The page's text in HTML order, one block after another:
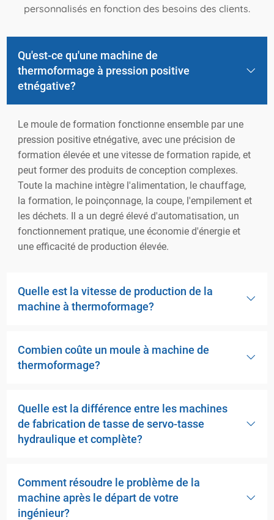
personnalisés en fonction des besoins des clients.
Qu'est-ce qu'une machine de
thermoformage à pression positive
etnégative?
Le moule de formation fonctionne ensemble par une
pression positive etnégative, avec une précision de
formation élevée et une vitesse de formation rapide, et
peut former des produits de conception complexes.
Toute la machine intègre l'alimentation, le chauffage,
la formation, le poinçonnage, la coupe, l'empilement et
les déchets. Il a un degré élevé d'automatisation, un
fonctionnement pratique, une économie d'énergie et
une efficacité de production élevée.
Quelle est la vitesse de production de la
machine à thermoformage?
Combien coûte un moule à machine de
thermoformage?
Quelle est la différence entre les machines
de fabrication de tasse de servo-tasse
hydraulique et complète?
Comment résoudre le problème de la
machine après le départ de votre
ingénieur?